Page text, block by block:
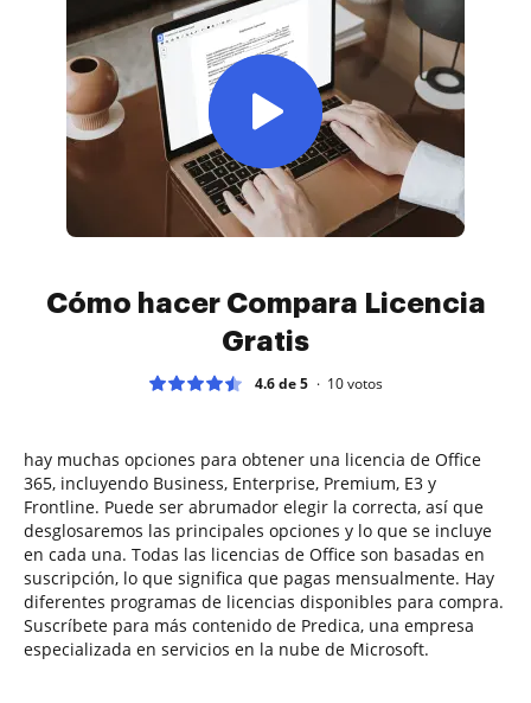
Cómo hacer Compara Licencia
Gratis
4.6 de 5 10votos
hay muchas opciones para obtener una licencia de Office
365, incluyendo Business, Enterprise, Premium, E3 y
Frontline. Puede ser abrumador elegir la correcta, así que
desglosaremos las principales opciones y lo que se incluye
en cada una. Todas las licencias de Office son basadas en
suscripción, lo que significa que pagas mensualmente. Hay
diferentes programas de licencias disponibles para compra.
Suscríbete para más contenido de Predica, una empresa
especializada en servicios en la nube de Microsoft.